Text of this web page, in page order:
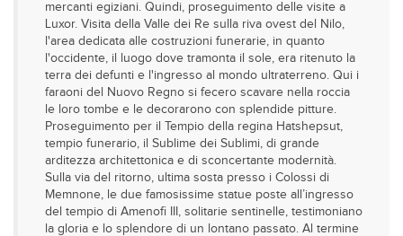
mercanti egiziani. Quindi, proseguimento delle visite a
Luxor. Visita della Valle dei Re sulla riva ovest del Nilo,
l'area dedicata alle costruzioni funerarie, in quanto
l'occidente, il luogo dove tramonta il sole, era ritenuto la
terra dei defunti e l'ingresso al mondo ultraterreno. Qui i
faraoni del Nuovo Regno si fecero scavare nella roccia
le loro tombe e le decorarono con splendide pitture.
Proseguimento per il Tempio della regina Hatshepsut,
tempio funerario, il Sublime dei Sublimi, di grande
arditezza architettonica e di sconcertante modernità.
Sulla via del ritorno, ultima sosta presso i Colossi di
Memnone, le due famosissime statue poste all’ingresso
del tempio di Amenofi III, solitarie sentinelle, testimoniano
la gloria e lo splendore di un lontano passato. Al termine